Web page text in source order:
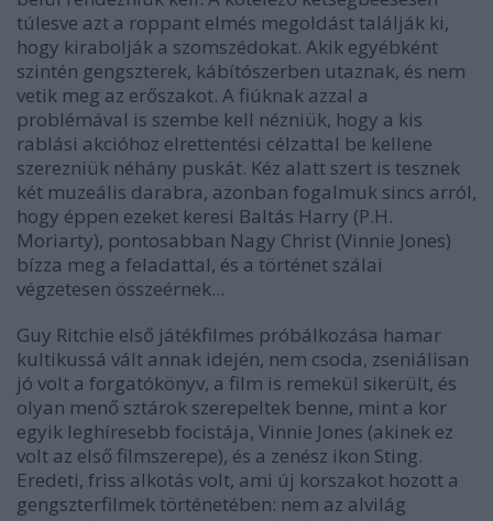
túlesve azt a roppant elmés megoldást találják ki,
hogy kirabolják a szomszédokat. Akik egyébként
szintén gengszterek, kábítószerben utaznak, és nem
vetik meg az erőszakot. A fiúknak azzal a
problémával is szembe kell nézniük, hogy a kis
rablási akcióhoz elrettentési célzattal be kellene
szerezniük néhány puskát. Kéz alatt szert is tesznek
két muzeális darabra, azonban fogalmuk sincs arról,
hogy éppen ezeket keresi Baltás Harry (P.H.
Moriarty), pontosabban Nagy Christ (Vinnie Jones)
bízza meg a feladattal, és a történet szálai
végzetesen összeérnek...
Guy Ritchie első játékfilmes próbálkozása hamar
kultikussá vált annak idején, nem csoda, zseniálisan
jó volt a forgatókönyv, a film is remekül sikerült, és
olyan menő sztárok szerepeltek benne, mint a kor
egyik leghíresebb focistája, Vinnie Jones (akinek ez
volt az első filmszerepe), és a zenész ikon Sting.
Eredeti, friss alkotás volt, ami új korszakot hozott a
gengszterfilmek történetében: nem az alvilág